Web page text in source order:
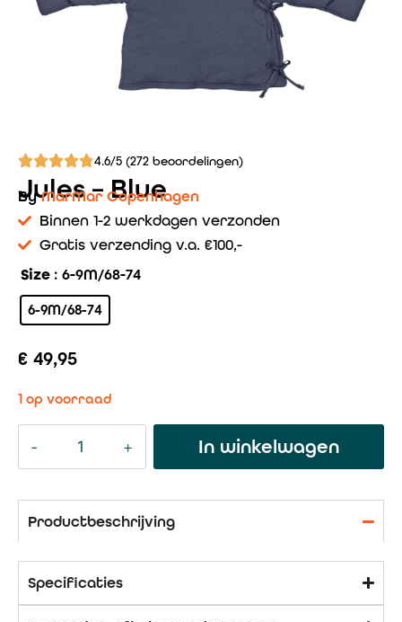
4.6/5 (272 beoordelingen)
Jules – Blue
ByMarMar Copenhagen
Binnen 1-2 werkdagen verzonden
Gratis verzending v.a. €100,-
Size : 6-9M/68-74
6-9M/68-74
€ 49,95
1 op voorraad
In winkelwagen
Productbeschrijving
Specificaties